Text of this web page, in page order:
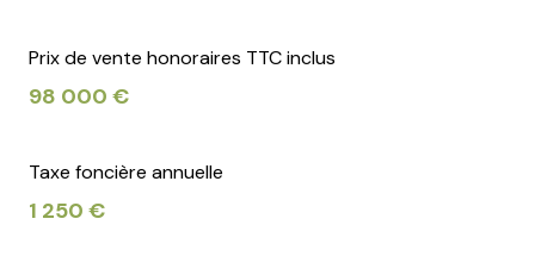
Prix de vente honoraires TTC inclus
98 000 €
Taxe foncière annuelle
1 250 €